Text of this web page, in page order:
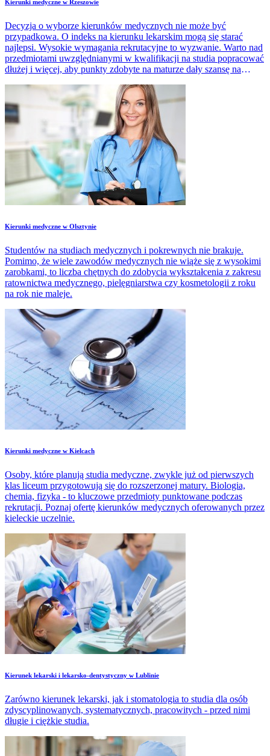
Kierunki medyczne w Rzeszowie
Decyzja o wyborze kierunków medycznych nie może być
przypadkowa. O indeks na kierunku lekarskim mogą się starać
najlepsi. Wysokie wymagania rekrutacyjne to wyzwanie. Warto nad
przedmiotami uwzględnianymi w kwalifikacji na studia popracować
dłużej i więcej, aby punkty zdobyte na maturze dały szansę na
Kierunki medyczne w Olsztynie
Studentów na studiach medycznych i pokrewnych nie brakuje.
Pomimo, że wiele zawodów medycznych nie wiąże się z wysokimi
zarobkami, to liczba chętnych do zdobycia wykształcenia z zakresu
ratownictwa medycznego, pielęgniarstwa czy kosmetologii z roku
na rok nie maleje.
​Kierunki medyczne w Kielcach
Osoby, które planują studia medyczne, zwykle już od pierwszych
klas liceum przygotowują się do rozszerzonej matury. Biologia,
chemia, fizyka - to kluczowe przedmioty punktowane podczas
rekrutacji. Poznaj ofertę kierunków medycznych oferowanych przez
kieleckie uczelnie.
​Kierunek lekarski i lekarsko-dentystyczny w Lublinie
Zarówno kierunek lekarski, jak i stomatologia to studia dla osób
zdyscyplinowanych, systematycznych, pracowitych - przed nimi
długie i ciężkie studia.